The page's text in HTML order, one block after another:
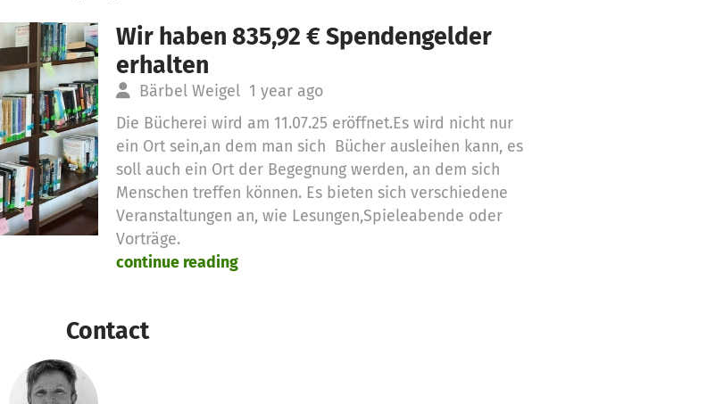
Wir haben 835,92 € Spendengelder
erhalten
Bärbel Weigel 1 year ago
Die Bücherei wird am 11.07.25 eröffnet.Es wird nicht nur
ein Ort sein,an dem man sich Bücher ausleihen kann, es
soll auch ein Ort der Begegnung werden, an dem sich
Menschen treffen können. Es bieten sich verschiedene
Veranstaltungen an, wie Lesungen,Spieleabende oder
Vorträge.
continue reading
Contact